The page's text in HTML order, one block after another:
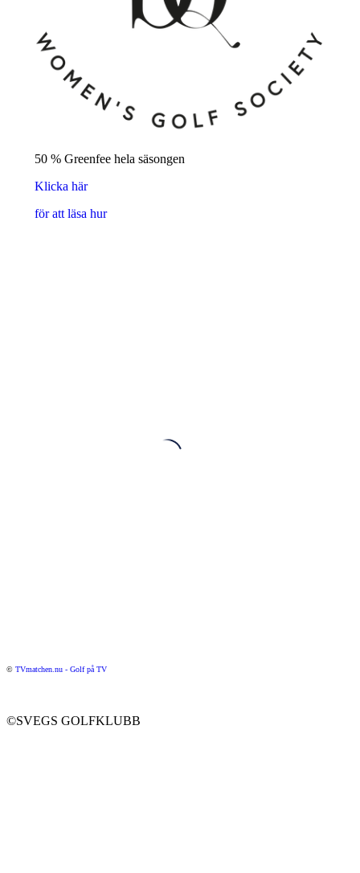
50 % Greenfee hela säsongen
Klicka här
för att läsa hur
© TVmatchen.nu - Golf på TV
©SVEGS GOLFKLUBB